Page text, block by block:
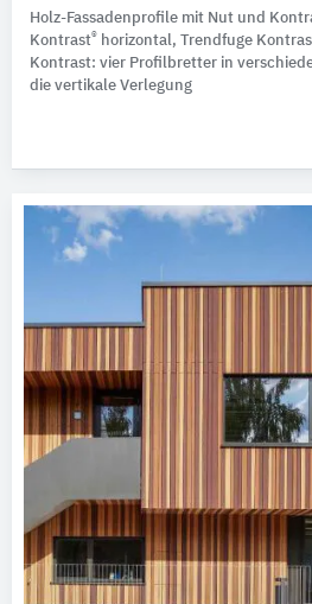
Holz-Fassadenprofile mit Nut und
Kontrast® horizontal, Trendfuge
Kontrast: vier Profilbretter in
die vertikale Verlegung